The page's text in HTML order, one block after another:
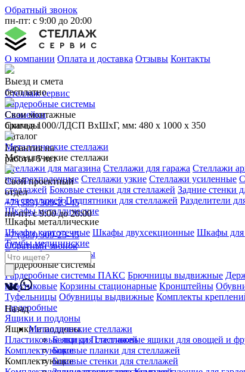
Обратный звонок
пн-пт: с 9:00 до 20:00
О компании Оплата и доставка Отзывы Контакты
Выезд и смета
бесплатно
Свои монтажные
бригады
Гарантия на
работы 5 лет
Свой проектный
отдел
+7 (383) 309-23-45
пн-пт: с 9:00 до 20:00
+7 (383) 309-23-45
Обратный звонок
Назад
Металлические стеллажи
Балки для стеллажей
Боковые планки для стеллажей
Боковые стенки для стеллажей
Стеллаж сервис
Гардеробные системы
Скамейки
Скамья 1000/ЛДСП ВхШхГ, мм: 480 х 1000 х 350
Каталог
Металлические стеллажи
Металлические стеллажи
Стеллажи для магазина Стеллажи для гаража Стеллажи
четырехполочные Стеллажи узкие Стеллажи усиленные
стеллажей Боковые стенки для стеллажей Задние стенки
для стеллажей Подпятники для стеллажей Разделители
Шкафы металлические
Шкафы металлические
Шкафы картотечные Шкафы двухсекционные Шкафы для
Тумбы медицинские
Гардеробные системы
Гардеробные системы
Гардеробные системы ПАКС Брючницы выдвижные
пластиковые Корзины стационарные Кронштейны
Туфельницы Обувницы выдвижные Комплекты
гардеробные
Ящики и поддоны
Ящики и поддоны
Пластиковые ящики Пластиковые ящики для овощей и
Комплектующие
Комплектующие